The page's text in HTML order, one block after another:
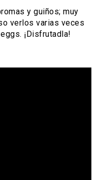
y guiños; muy
verlos varias veces
¡Disfrutadla!